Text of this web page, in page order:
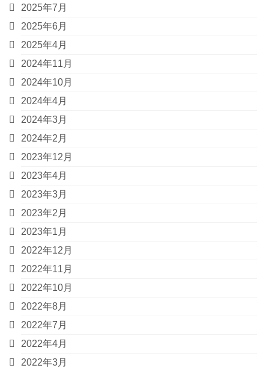
2025年7月
2025年6月
2025年4月
2024年11月
2024年10月
2024年4月
2024年3月
2024年2月
2023年12月
2023年4月
2023年3月
2023年2月
2023年1月
2022年12月
2022年11月
2022年10月
2022年8月
2022年7月
2022年4月
2022年3月